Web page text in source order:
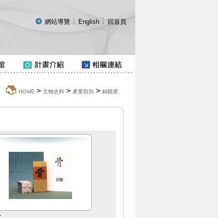
::: 網站導覽 English 回首頁
HOME> 文物史料> 產業類別 > 銅模業